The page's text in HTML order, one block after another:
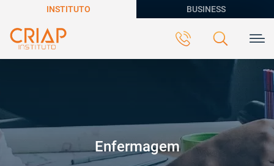
INSTITUTO BUSINESS
Enfermagem